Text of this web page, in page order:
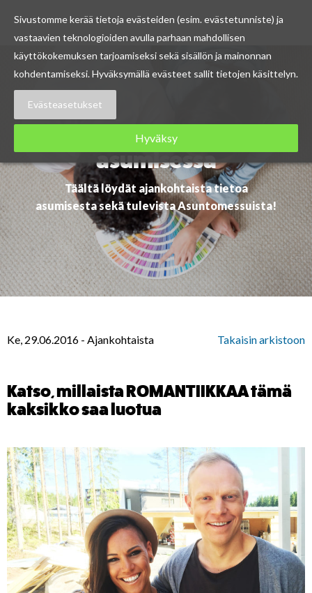
Skip
Ajankohtaista
asumisessa
Täältä löydät ajankohtaista tietoa
asumisesta sekä tulevista Asuntomessuista!
Ke, 29.06.2016 - Ajankohtaista Takaisin arkistoon
Katso, millaista ROMANTIIKKAA tämä
kaksikko saa luotua
Sivustomme kerää tietoja evästeiden (esim. evästetunniste) ja
vastaavien teknologioiden avulla parhaan mahdollisen
käyttökokemuksen tarjoamiseksi sekä sisällön ja mainonnan
kohdentamiseksi. Hyväksymällä evästeet sallit tietojen käsittelyn.
Evästeasetukset
Hyväksy